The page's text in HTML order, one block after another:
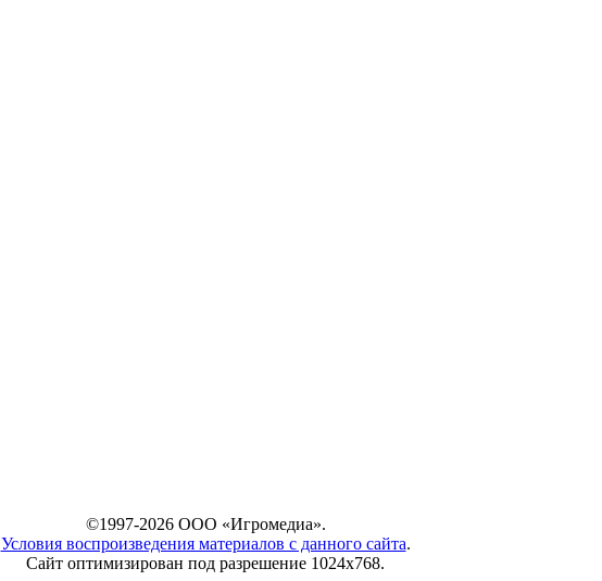
©1997-2026 ООО «Игромедиа».
Условия воспроизведения материалов с данного сайта.
Сайт оптимизирован под разрешение 1024х768.